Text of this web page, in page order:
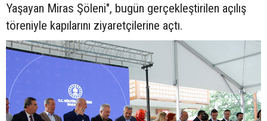
Yaşayan Miras Şöleni", bugün gerçekleştirilen açılış
töreniyle kapılarını ziyaretçilerine açtı.